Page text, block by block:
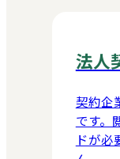
法人
契約企
です。
ドが必